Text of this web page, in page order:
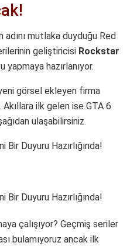
mutlaka duyduğu Red
geliştiricisi Rockstar
yapmaya hazırlanıyor.
görsel ekleyen firma
ilk gelen ise GTA 6
ulaşabilirsiniz.
çalışıyor? Geçmiş seriler
bulamıyoruz ancak ilk